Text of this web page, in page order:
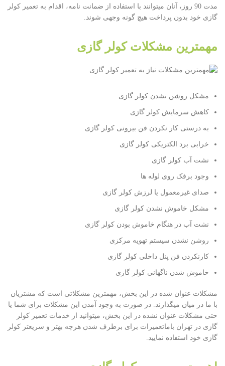
مدت 90 روز، آنان میتوانند با استفاده از ضمانت نامه، اقدام به تعمیر کولر
گازی خود بدون پرداخت هیچ گونه وجهی شوند.
مهمترین مشکلات کولر گازی
مشکل روشن نشدن کولر گازی
کاهش سرمایش کولر گازی
به درستی کار نکردن فن بیرونی کولر گازی
خرابی برد الکتریکی کولر گازی
نشت آب کولر گازی
وجود برفک روی لوله ها
صدای غیرمعمول یا لرزش کولر گازی
مشکل خاموش نشدن کولر گازی
نشت آب در هنگام خاموش بودن کولر گازی
روشن نشدن سیستم تهویه مرکزی
کارنکردن فن پنل داخلی کولر گازی
خاموش شدن ناگهانی کولر گازی
مشکلات عنوان شده در این بخش، مهمترین مشکلاتی است که مشتریان
با ما در میان میگذارند. در صورت به وجود آمدن این مشکلات برای شما یا
حتی مشکلات عنوان نشده در این بخش، میتوانید از خدمات تعمیر کولر
گازی در تهران باماتعمیرات برای برطرف شدن هرچه بهتر و سریعتر کولر
گازی خود استفاده نمایید.